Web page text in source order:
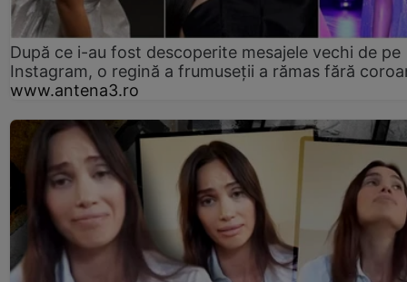
După ce i-au fost descoperite mesajele vechi de pe
Instagram, o regină a frumuseții a rămas fără
www.antena3.ro